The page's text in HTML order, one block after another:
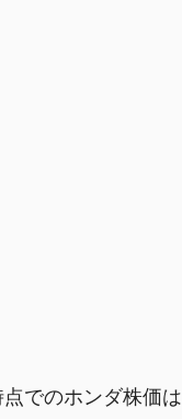
でのホンダ株価は